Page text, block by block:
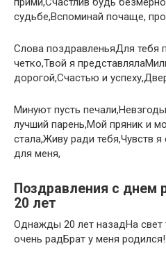
судьбе,Вспоминай почаще,
Слова поздравленьяДля тебя
четко,Твой я
дорогой,Счастью и
Минуют пусть
лучший парень,Мой пряник и
стала,Живу ради тебя,Чувств
для меня,
Поздравления с
20 лет
Однажды 20 лет назадНа свет
очень радБрат у меня родился!